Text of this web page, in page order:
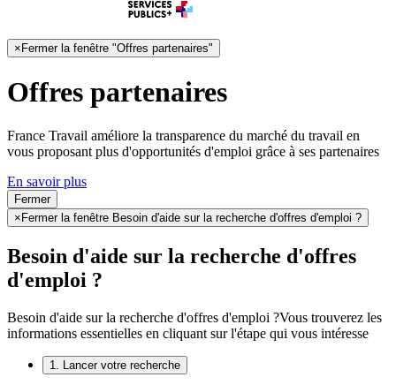
× Fermer la fenêtre "Offres partenaires"
Offres partenaires
France Travail améliore la transparence du marché du travail en
vous proposant plus d'opportunités d'emploi grâce à ses partenaires
En savoir plus
Fermer
× Fermer la fenêtre Besoin d'aide sur la recherche d'offres d'emploi ?
Besoin d'aide sur la recherche d'offres
d'emploi ?
Besoin d'aide sur la recherche d'offres d'emploi ?Vous trouverez les
informations essentielles en cliquant sur l'étape qui vous intéresse
1. Lancer votre recherche